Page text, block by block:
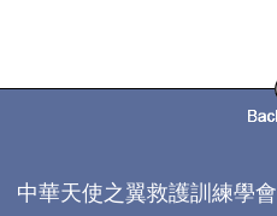
中華天使之翼救護訓練學會